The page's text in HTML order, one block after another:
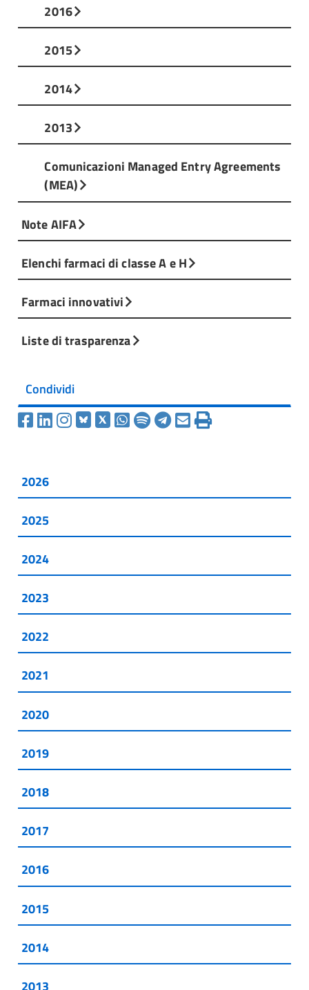
2016
2015
2014
2013
Comunicazioni Managed Entry Agreements
(MEA)
Note AIFA
Elenchi farmaci di classe A e H
Farmaci innovativi
Liste di trasparenza
Condividi
2026
2025
2024
2023
2022
2021
2020
2019
2018
2017
2016
2015
2014
2013